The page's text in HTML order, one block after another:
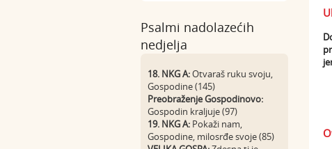
Psalmi nadolazećih
nedjelja
18. NKG A:Otvaraš ruku svoju,
Gospodine (145)
Preobraženje Gospodinovo:
Gospodin kraljuje (97)
19. NKG A: Pokaži nam,
Gospodine, milosrđe svoje (85)